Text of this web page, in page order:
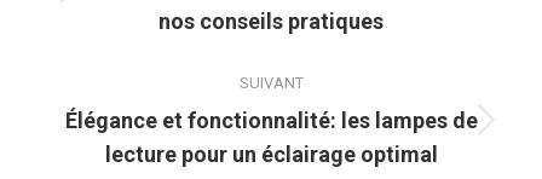
précédent
nos conseils pratiques
SUIVANT
Article
suivant
Élégance et fonctionnalité: les lampes de
lecture pour un éclairage optimal